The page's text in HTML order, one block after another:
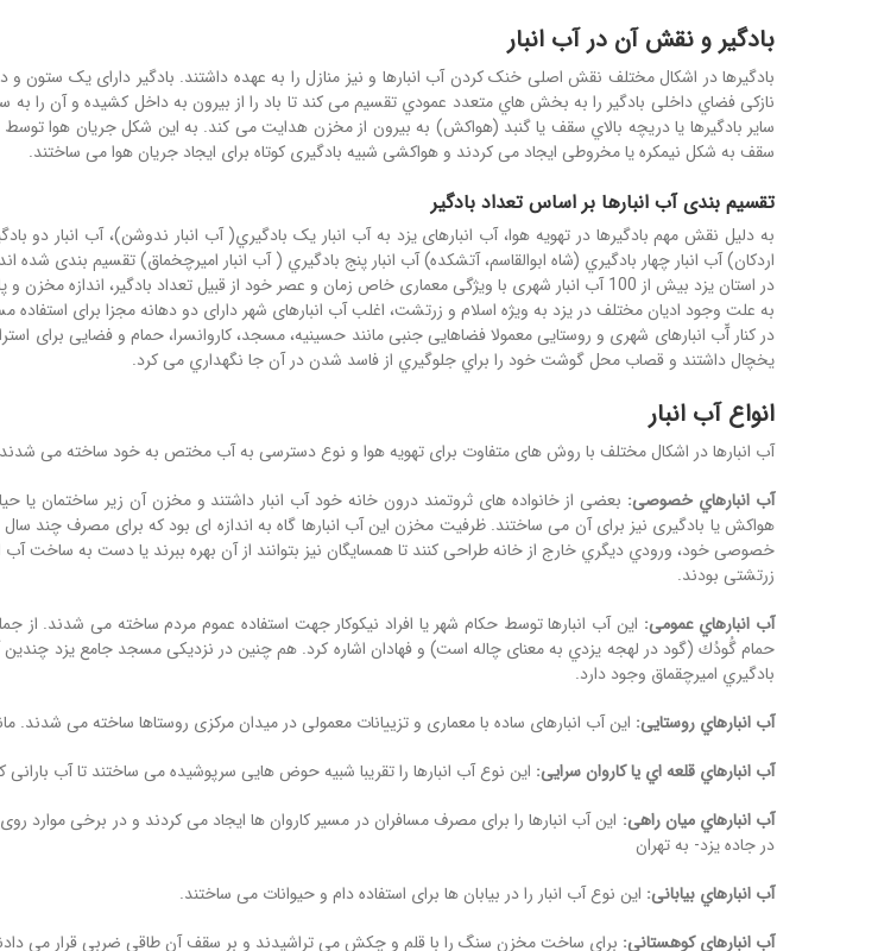
بادگیر و نقش آن در آب انبار
نازکی فضاي داخلی بادگیر را به بخش هاي متعدد عمودي تقسیم می کند تا باد را از بیرون به داخل کشیده و آن
سایر بادگیرها یا دریچه بالاي سقف یا گنبد (هواکش) به بیرون از مخزن هدایت می کند. به این شکل جریان هوا توسط
سقف به شکل نیمکره یا مخروطی ایجاد می کردند و هواکشی شبیه بادگیری کوتاه برای ایجاد جریان هوا می ساختند.
تقسیم بندی آب انبارها بر اساس تعداد بادگیر
به دلیل نقش مهم بادگیرها در تهویه هوا، آب انبارهای یزد به آب انبار یک بادگیري( آب انبار ندوشن)، آب انبار
اردکان) آب انبار چهار بادگیري (شاه ابوالقاسم، آتشکده) آب انبار پنج بادگیري ( آب انبار امیرچخماق) تقسیم بندی شده
در استان یزد بیش از 100 آب انبار شهری با ویژگی معماری خاص زمان و عصر خود از قبیل تعداد بادگیر، اندازه مخزن و پلکان وجود دارد.
به علت وجود ادیان مختلف در یزد به ویژه اسلام و زرتشت، اغلب آب انبارهای شهر دارای دو دهانه مجزا برای استفاده
در کنار آّب انبارهای شهری و روستایی معمولا فضاهایی جنبی مانند حسینیه، مسجد، کاروانسرا، حمام و فضایی
یخچال داشتند و قصاب محل گوشت خود را براي جلوگیري از فاسد شدن در آن جا نگهداري می کرد.
انواع آب انبار
آب انبارها در اشکال مختلف با روش های متفاوت برای تهویه هوا و نوع دسترسی به آب مختص به خود ساخته می
آب انبارهاي خصوصی: بعضی از خانواده های ثروتمند درون خانه خود آب انبار داشتند و مخزن آن زیر ساختمان
هواکش یا بادگیری نیز برای آن می ساختند. ظرفیت مخزن این آب انبارها گاه به اندازه ای بود که برای مصرف چند
خصوصی خود، ورودي دیگري خارج از خانه طراحی کنند تا همسایگان نیز بتوانند از آن بهره ببرند یا دست به ساخت
زرتشتی بودند.
آب انبارهاي عمومی: این آب انبارها توسط حکام شهر یا افراد نیکوکار جهت استفاده عموم مردم ساخته می شدند. از
حمام گُودُك (گود در لهجه یزدي به معنای چاله است) و فهادان اشاره کرد. هم چنین در نزدیکی مسجد جامع یزد چندین
بادگیري امیرچقماق وجود دارد.
آب انبارهاي روستایی: این آب انبارهای ساده با معماری و تزییانات معمولی در میدان مرکزی روستاها ساخته می شدند.
آب انبارهاي قلعه اي یا کاروان سرایی: این نوع آب انبارها را تقریبا شبیه حوض هایی سرپوشیده می ساختند تا آب
آب انبارهاي میان راهی: این آب انبارها را برای مصرف مسافران در مسیر کاروان ها ایجاد می کردند و در برخی
در جاده یزد- به تهران
آب انبارهاي بیابانی: این نوع آب انبار را در بیابان ها برای استفاده دام و حیوانات می ساختند.
آب انبارهاي کوهستانی: برای ساخت مخزن سنگ را با قلم و چکش می تراشیدند و بر سقف آن طاقی ضربی قرار می